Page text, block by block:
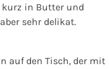
kurz in Butter und
sehr delikat.
auf den Tisch, der mit